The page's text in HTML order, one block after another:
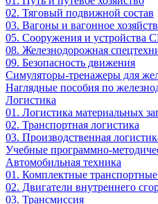
02. Тяговый подвижной состав
03. Вагоны и вагонное
05. Сооружения и устройства
08. Железнодорожная
09. Безопасность движения
Симуляторы-тренажеры для
Наглядные пособия по
Логистика
01. Логистика материальных
02. Транспортная логистика
03. Производственная
Учебные программно-
Автомобильная техника
01. Комплектные транспортные
02. Двигатели внутреннего
03. Трансмиссия